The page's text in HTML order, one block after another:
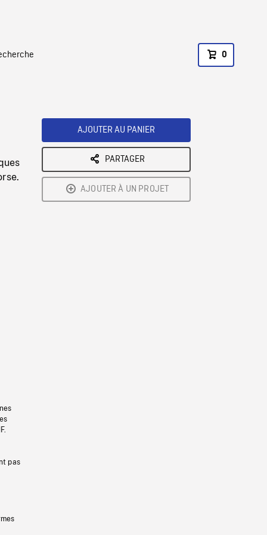
0
pas
AJOUTER AU PANIER
PARTAGER
AJOUTER À UN PROJET